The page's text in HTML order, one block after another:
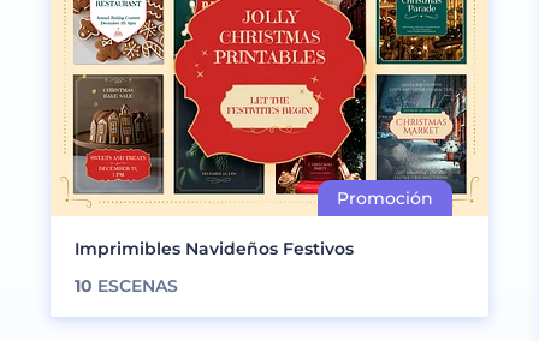
Imprimibles Navideños Festivos
10 ESCENAS